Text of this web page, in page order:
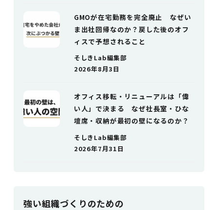
GMOが在宅勤務を完全廃止 なぜい
ま出社回帰なのか？戻した後のオフ
ィスで予想されること
そしきLab編集部
2026年8月3日
オフィス移転・リニューアルは「偉
い人」で決まる なぜ社長室・ひな
壇席・収納が最初の壁になるのか？
そしきLab編集部
2026年7月31日
強い組織づく りのための